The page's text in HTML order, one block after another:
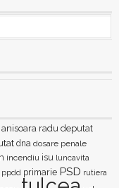
anisoara radu deputat
dna dosare penale
incendiu isu luncavita
ppdd primarie PSD rutiera